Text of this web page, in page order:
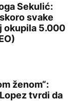
nastupa
Sekulić:
svake
okupila 5.000
ženom“:
tvrdi da